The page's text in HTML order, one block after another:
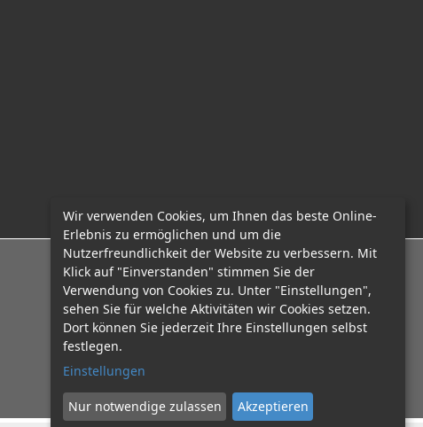
E-Mail: office@mcadvo.com
Wir verwenden Cookies, um Ihnen das beste Online-
Erlebnis zu ermöglichen und um die
Nutzerfreundlichkeit der Website zu verbessern. Mit
Klick auf "Einverstanden" stimmen Sie der
Verwendung von Cookies zu. Unter "Einstellungen",
sehen Sie für welche Aktivitäten wir Cookies setzen.
Dort können Sie jederzeit Ihre Einstellungen selbst
festlegen.
Einstellungen
Nur notwendige zulassen Akzeptieren